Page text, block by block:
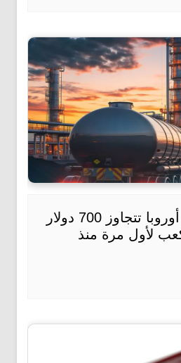
أسعار الغاز في أوروبا تتجاوز 700 دولار
لأول مرة منذ